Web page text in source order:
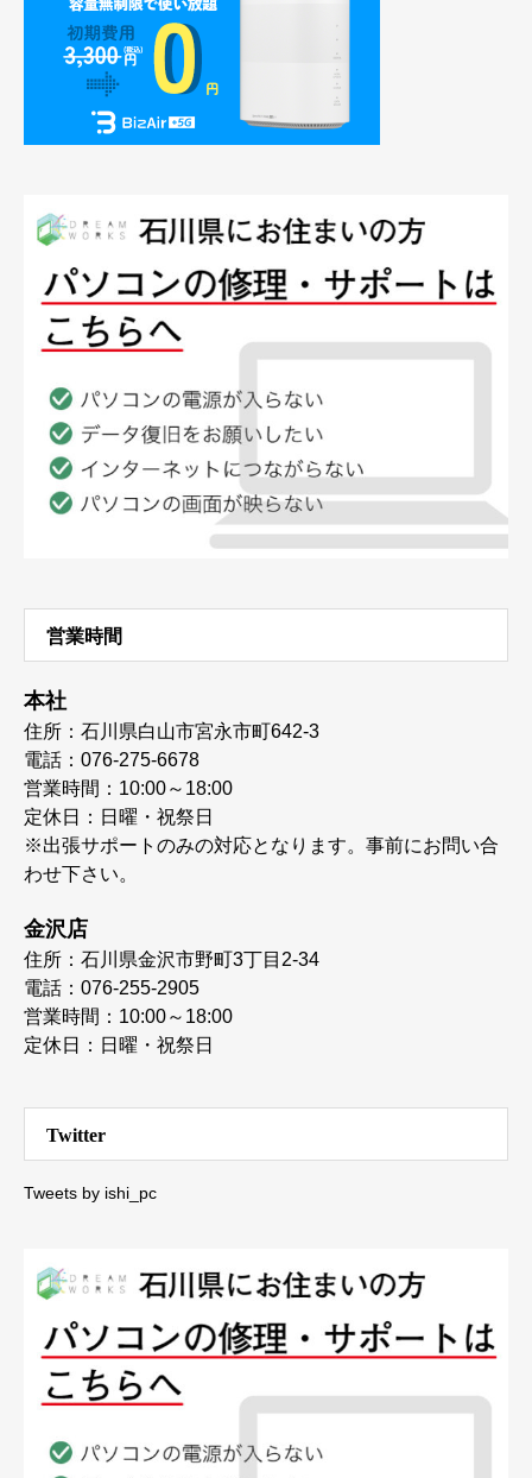
営業時間
本社
住所：石川県白山市宮永市町642-3
電話：076-275-6678
営業時間：10:00～18:00
定休日：日曜・祝祭日
※出張サポートのみの対応となります。事前にお問い合
わせ下さい。
金沢店
住所：石川県金沢市野町3丁目2-34
電話：076-255-2905
営業時間：10:00～18:00
定休日：日曜・祝祭日
Twitter
Tweets by ishi_pc